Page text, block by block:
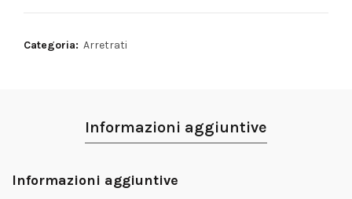
Categoria: Arretrati
Informazioni aggiuntive
Informazioni aggiuntive